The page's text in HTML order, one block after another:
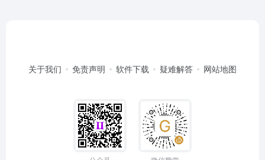
关于我们 免责声明 软件下载 疑难解答 网站地图